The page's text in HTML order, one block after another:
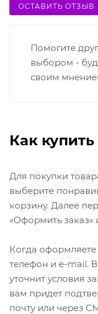
детализации
Интегрированная
телевизор в
доступ к
интернету как по
Звук телевизора
концепции
обеспечивают
разборчивость
сцены. Наличие
USB, оптический
подключать
саундбары и
ОСТАВИТЬ ОТЗЫВ
Помогите
выбором -
своим
Как купить
Для покупки
выберите
корзину. Далее
«Оформить заказ»
Когда
телефон и e-mail.
уточнит условия
вам придет
почту или через